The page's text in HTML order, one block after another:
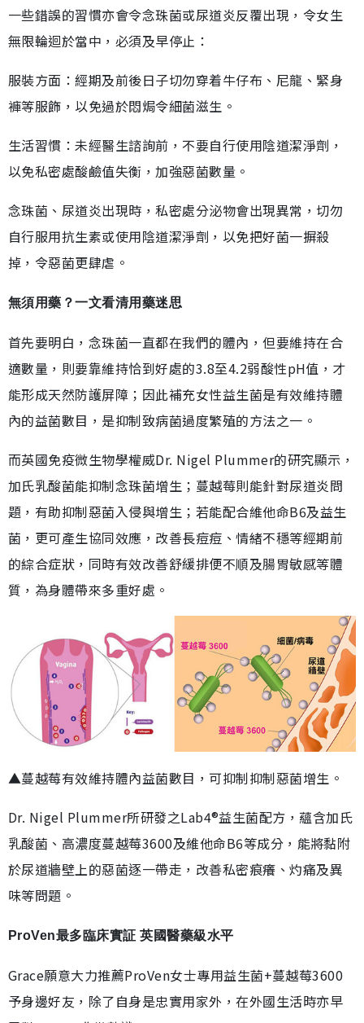
一些錯誤的習慣亦會令念珠菌或尿道炎反覆出現，令女生
無限輪迴於當中，必須及早停止：
服裝方面：經期及前後日子切勿穿着牛仔布、尼龍、緊身
褲等服飾，以免過於悶焗令細菌滋生。
生活習慣：未經醫生諮詢前，不要自行使用陰道潔淨劑，
以免私密處酸鹼值失衡，加強惡菌數量。
念珠菌、尿道炎出現時，私密處分泌物會出現異常，切勿
自行服用抗生素或使用陰道潔淨劑，以免把好菌一摒殺
掉，令惡菌更肆虐。
無須用藥？一文看清用藥迷思
首先要明白，念珠菌一直都在我們的體內，但要維持在合
適數量，則要靠維持恰到好處的3.8至4.2弱酸性pH值，才
能形成天然防護屏障；因此補充女性益生菌是有效維持體
內的益菌數目，是抑制致病菌過度繁殖的方法之一。
而英國免疫微生物學權威Dr. Nigel Plummer的研究顯示，
加氏乳酸菌能抑制念珠菌增生；蔓越莓則能針對尿道炎問
題，有助抑制惡菌入侵與增生；若能配合維他命B6及益生
菌，更可產生協同效應，改善長痘痘、情緒不穩等經期前
的綜合症狀，同時有效改善舒緩排便不順及腸胃敏感等體
質，為身體帶來多重好處。
▲蔓越莓有效維持體內益菌數目，可抑制抑制惡菌增生。
Dr. Nigel Plummer所研發之Lab4®益生菌配方，蘊含加氏
乳酸菌、高濃度蔓越莓3600及維他命B6等成分，能將黏附
於尿道牆壁上的惡菌逐一帶走，改善私密痕癢、灼痛及異
味等問題。
ProVen最多臨床實証 英國醫藥級水平
Grace願意大力推薦ProVen女士專用益生菌+蔓越莓3600
予身邊好友，除了自身是忠實用家外，在外國生活時亦早